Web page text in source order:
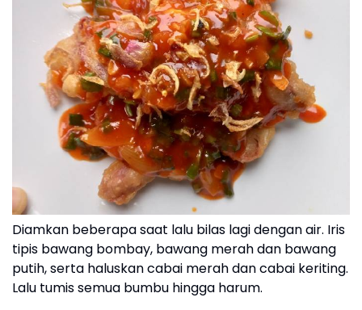
Diamkan beberapa saat lalu bilas lagi dengan air. Iris
tipis bawang bombay, bawang merah dan bawang
putih, serta haluskan cabai merah dan cabai keriting.
Lalu tumis semua bumbu hingga harum.